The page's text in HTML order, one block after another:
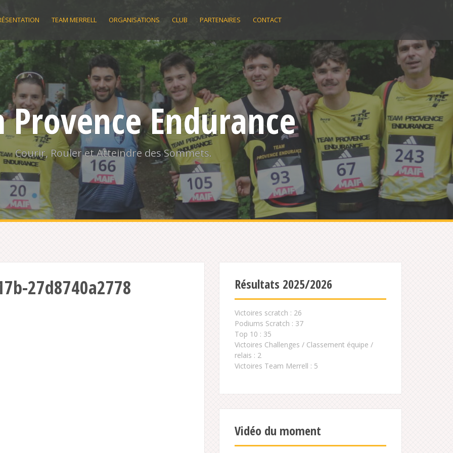
TEAM MERRELL ORGANISATIONS CLUB PARTENAIRES CONTACT
Provence Endurance
Courir, Rouler et Atteindre des Sommets.
27d8740a2778 Résultats 2025/2026
Victoires scratch : 26
Podiums Scratch : 37
Top 10 : 35
Victoires Challenges / Classement équipe /
relais : 2
Victoires Team Merrell : 5
Vidéo du moment